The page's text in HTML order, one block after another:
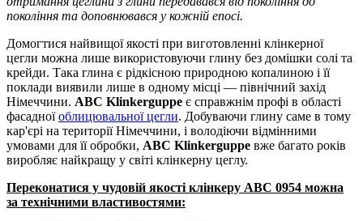
покоління та доповнювався у кожній епосі.
Домогтися найвищої якості при виготовленні клінкерної
цегли можна лише використовуючи глину без домішки солі та
крейди. Така глина є рідкісною природною копалиною і її
поклади виявили лише в одному місці — північний захід
Німеччини. ABC Klinkerguppe є справжнім профі в області
фасадноїоблицювальної цегли. Добуваючи глину саме в тому
кар'єрі на території Німеччини, і володіючи відмінними
умовами для її обробки, ABC Klinkerguppe вже багато років
виробляє найкращу у світі клінкерну цеглу.
Переконатися у чудовій якості клінкеру ABC 0954 можна
за технічними властивостями: